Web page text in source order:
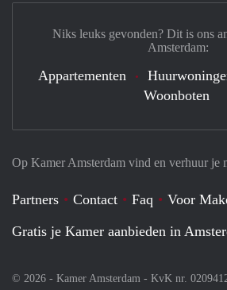
Op Kamer Amsterdam vind en verhuur je
Partners Contact Faq
Voor
Gratis je Kamer aanbieden in
© 2026 - Kamer Amsterdam - KvK nr.
Niks leuks gevonden? Dit is ons
Amsterdam:
Appartementen
Woonboten